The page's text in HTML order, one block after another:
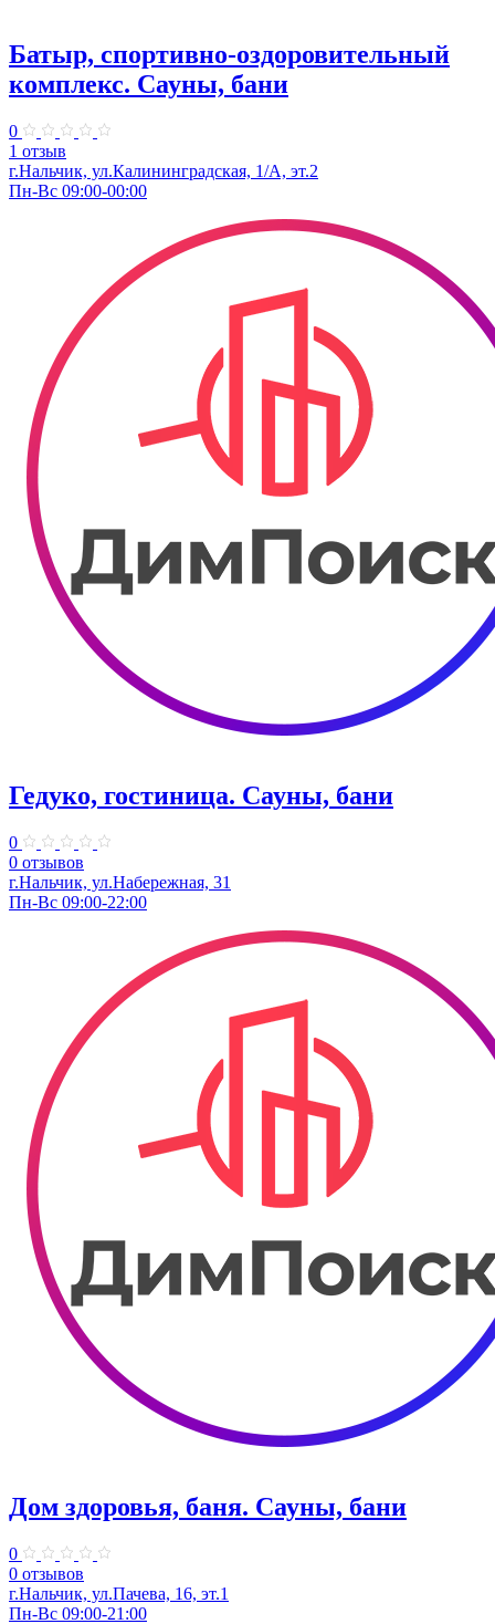
Батыр, спортивно-оздоровительный
комплекс. Сауны, бани
0
1 отзыв
г.Нальчик, ул.​Калининградская, 1/А​, эт.2
Пн-Вс 09:00-00:00
Гедуко, гостиница. Сауны, бани
0
0 отзывов
г.Нальчик, ул.Набережная, 31
Пн-Вс 09:00-22:00
Дом здоровья, баня. Сауны, бани
0
0 отзывов
г.Нальчик, ул.Пачева, 16, эт.1
Пн-Вс 09:00-21:00